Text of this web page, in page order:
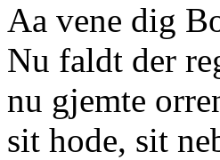
Aa vene dig
Nu faldt der
nu gjemte
sit hode, sit